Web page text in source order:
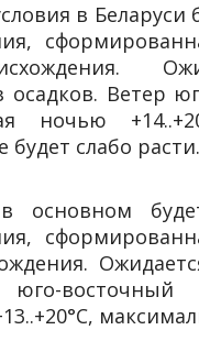
в
осадков. Ветер
ночью
слабо
основном
восточный